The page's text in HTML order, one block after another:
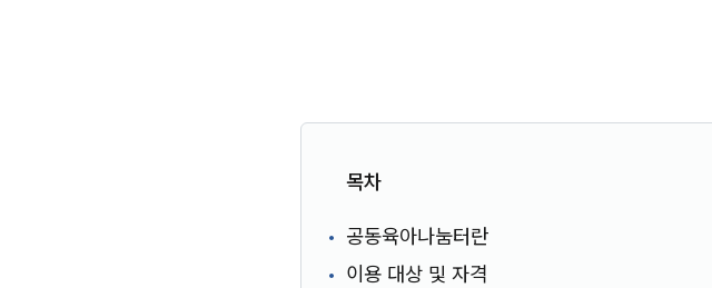
목차
공동육아나눔터란
이용 대상 및 자격